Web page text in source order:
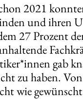
2021
und ihren
27 Prozent
gab
zu haben.
wie